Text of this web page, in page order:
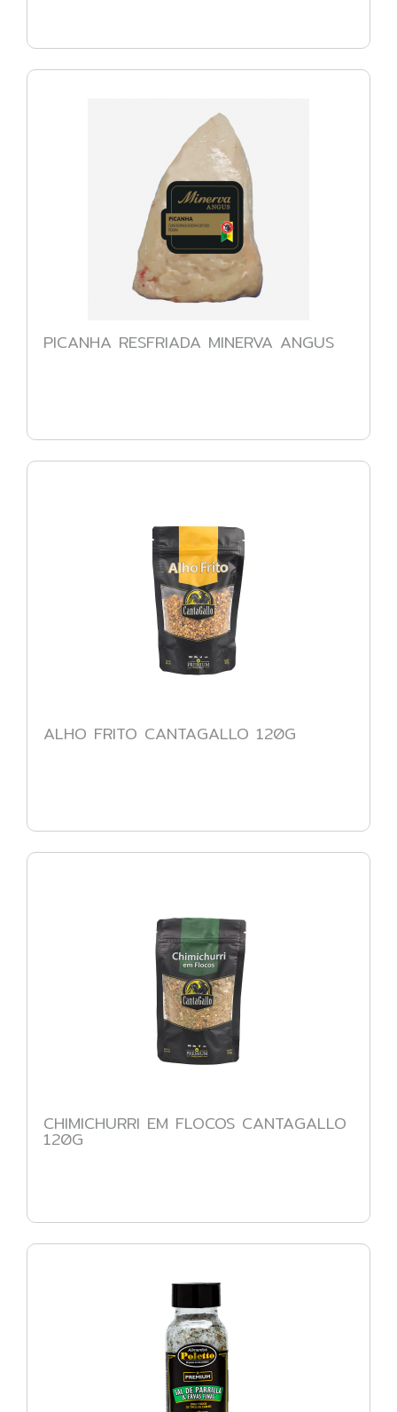
PICANHA RESFRIADA MINERVA ANGUS
ALHO FRITO CANTAGALLO 120G
CHIMICHURRI EM FLOCOS CANTAGALLO
120G